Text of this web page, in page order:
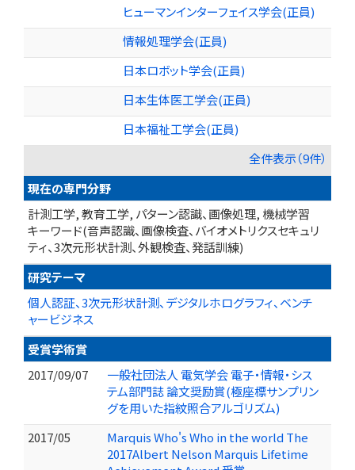
ヒューマンインターフェイス学会(正員)
情報処理学会(正員)
日本ロボット学会(正員)
日本生体医工学会(正員)
日本福祉工学会(正員)
全件表示（9件）
現在の専門分野
計測工学, 教育工学, パターン認識、画像処理, 機械学習
キーワード(音声認識、画像検査、バイオメトリクスセキュリ
ティ、3次元形状計測、外観検査、発話訓練)
研究テーマ
個人認証、3次元形状計測、デジタルホログラフィ、ベンチ
ャービジネス
受賞学術賞
2017/09/07
一般社団法人 電気学会 電子・情報・シス
テム部門誌 論文奨励賞(極座標サンプリン
グを用いた指紋照合アルゴリズム)
2017/05
Marquis Who's Who in the world The
2017Albert Nelson Marquis Lifetime